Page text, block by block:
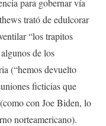
para gobernar vía
trató de edulcorar
“los trapitos
de los
(“hemos devuelto
ficticias que
con Joe Biden, lo
norteamericano).